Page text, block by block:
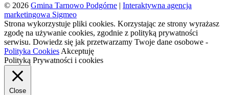
© 2026 Gmina Tarnowo Podgórne | Interaktywna agencja
marketingowa Sigmeo
Strona wykorzystuje pliki cookies. Korzystając ze strony wyrażasz
zgodę na używanie cookies, zgodnie z polityką prywatności
serwisu. Dowiedz się jak przetwarzamy Twoje dane osobowe -
Polityka Cookies Akceptuję
Polityką Prywatności i cookies
Close